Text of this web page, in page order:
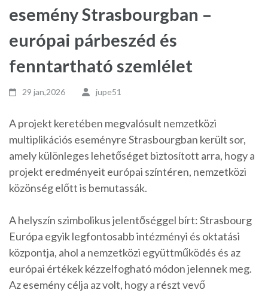
esemény Strasbourgban –
európai párbeszéd és
fenntartható szemlélet
29 jan,2026 jupe51
A projekt keretében megvalósult nemzetközi
multiplikációs eseményre Strasbourgban került sor,
amely különleges lehetőséget biztosított arra, hogy a
projekt eredményeit európai színtéren, nemzetközi
közönség előtt is bemutassák.
A helyszín szimbolikus jelentőséggel bírt: Strasbourg
Európa egyik legfontosabb intézményi és oktatási
központja, ahol a nemzetközi együttműködés és az
európai értékek kézzelfogható módon jelennek meg.
Az esemény célja az volt, hogy a részt vevő